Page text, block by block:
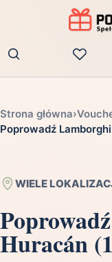
Strona główna›
Poprowadź
WIELE
Huracán